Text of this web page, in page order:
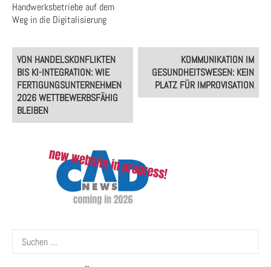
Handwerksbetriebe auf dem
Weg in die Digitalisierung
Post
navigation
VON HANDELSKONFLIKTEN
BIS KI-INTEGRATION: WIE
FERTIGUNGSUNTERNEHMEN
2026 WETTBEWERBSFÄHIG
BLEIBEN
KOMMUNIKATION IM
GESUNDHEITSWESEN: KEIN
PLATZ FÜR IMPROVISATION
Suchen
nach: